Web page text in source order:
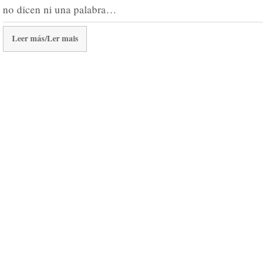
no dicen ni una palabra…
Leer más/Ler mais